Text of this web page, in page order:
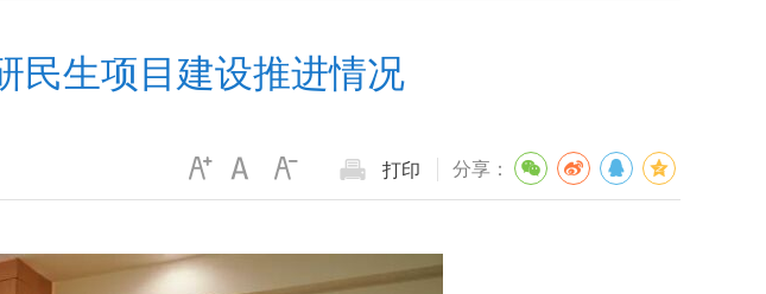
民生项目建设推进情况
打印 分享：